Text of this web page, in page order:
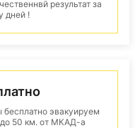
результат за
дней !
эвакуируем
50 км. от МКАД-а